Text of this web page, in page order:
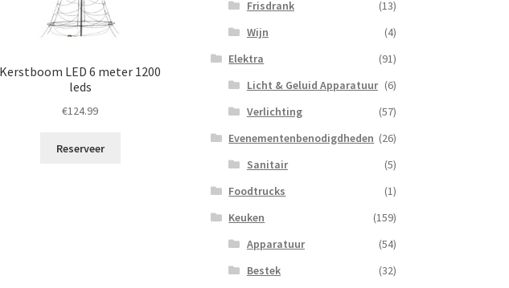
Kerstboom LED 6 meter 1200
leds
€124.99
Reserveer
Frisdrank
(13)
Wijn
(4)
Elektra
(91)
Licht & Geluid Apparatuur (6)
Verlichting
(57)
Evenementenbenodigdheden (26)
Sanitair
(5)
Foodtrucks
(1)
Keuken
(159)
Apparatuur
(54)
Bestek
(32)